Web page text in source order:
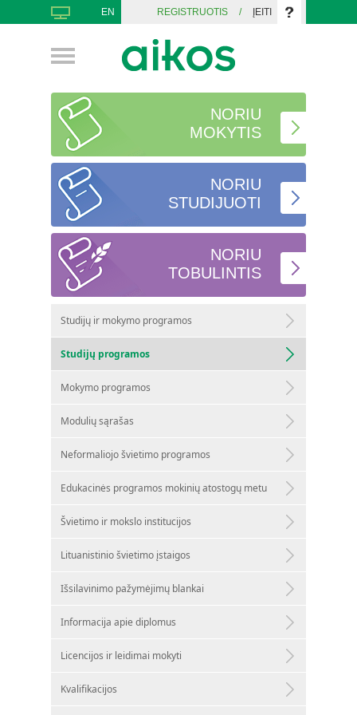
EN REGISTRUOTIS / ĮEITI
NORIU
MOKYTIS
NORIU
STUDIJUOTI
NORIU
TOBULINTIS
Studijų ir mokymo programos
Studijų programos
Mokymo programos
Modulių sąrašas
Neformaliojo švietimo programos
Edukacinės programos mokinių atostogų metu
Švietimo ir mokslo institucijos
Lituanistinio švietimo įstaigos
Išsilavinimo pažymėjimų blankai
Informacija apie diplomus
Licencijos ir leidimai mokyti
Kvalifikacijos